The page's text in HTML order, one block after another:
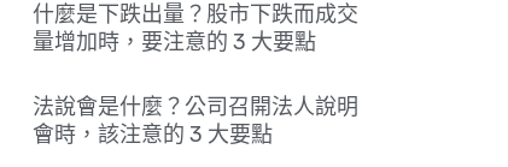
什麼是下跌出量？股市下跌而成交
量增加時，要注意的 3 大要點
法說會是什麼？公司召開法人說明
會時，該注意的 3 大要點